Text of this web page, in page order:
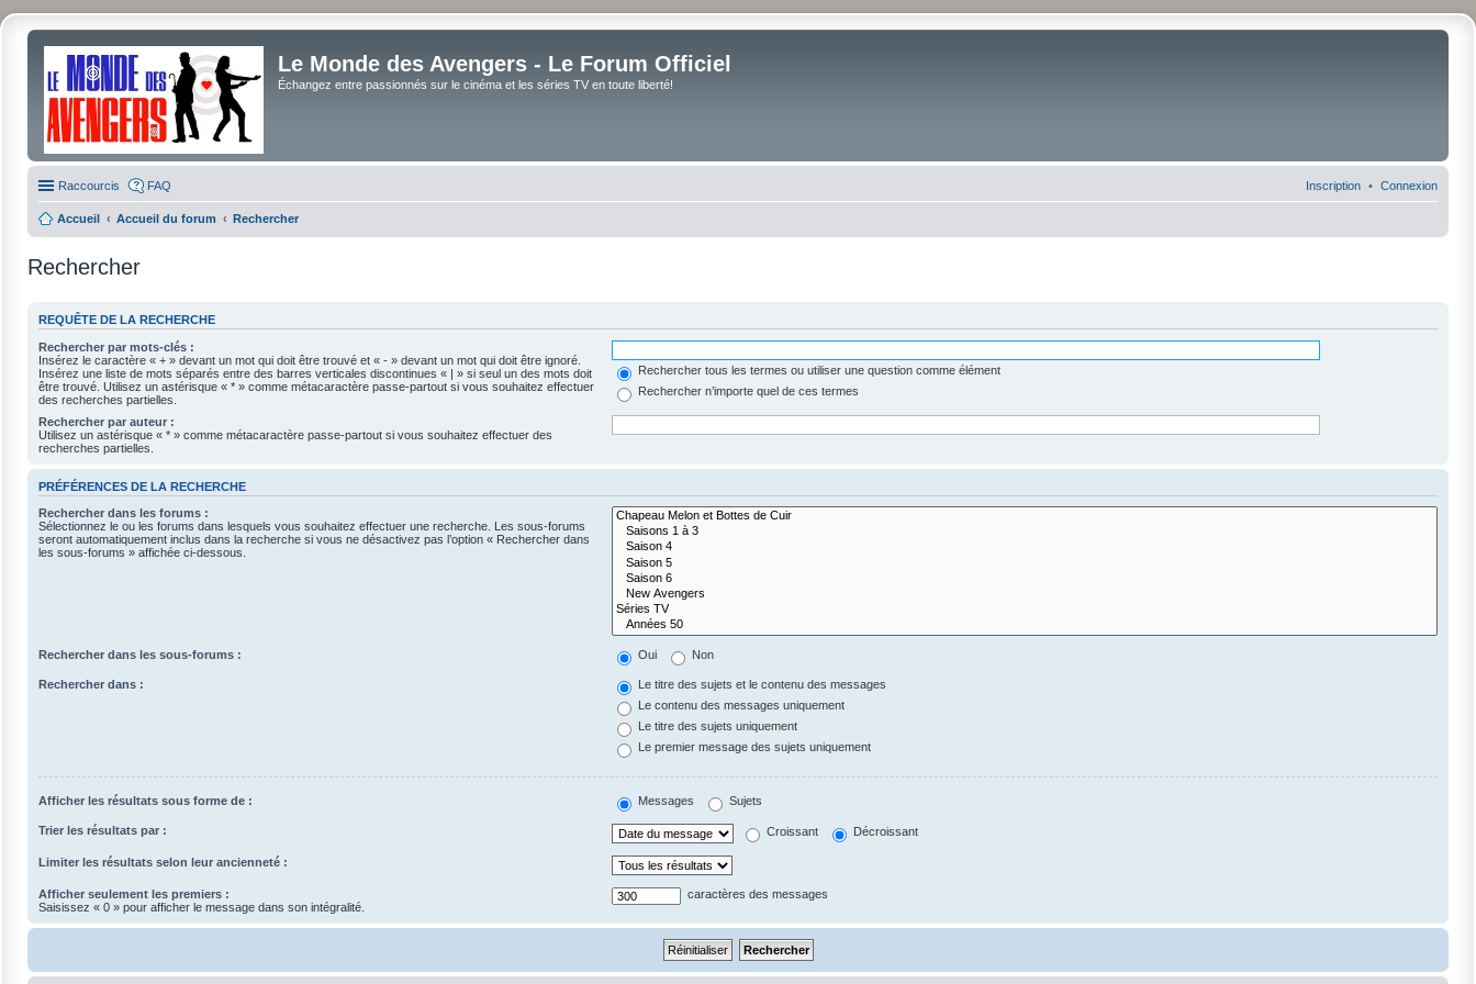
Le Monde des Avengers - Le Forum Officiel
Échangez entre passionnés sur le cinéma et les séries TV en toute liberté!
Raccourcis FAQ Connexion
Inscription
Accueil Accueil du forum Rechercher
Rechercher
REQUÊTE DE LA RECHERCHE
Rechercher par mots-clés :
Insérez le caractère « + » devant un mot qui doit être trouvé et « - » devant un mot qui doit être ignoré.
Insérez une liste de mots séparés entre des barres verticales discontinues « | » si seul un des mots doit
être trouvé. Utilisez un astérisque « * » comme métacaractère passe-partout si vous souhaitez effectuer
des recherches partielles.
Rechercher tous les termes ou utiliser une question comme élément
Rechercher n’importe quel de ces termes
Rechercher par auteur :
Utilisez un astérisque « * » comme métacaractère passe-partout si vous souhaitez effectuer des
recherches partielles.
PRÉFÉRENCES DE LA RECHERCHE
Rechercher dans les forums :
Sélectionnez le ou les forums dans lesquels vous souhaitez effectuer une recherche. Les sous-forums
seront automatiquement inclus dans la recherche si vous ne désactivez pas l’option « Rechercher dans
les sous-forums » affichée ci-dessous.
Rechercher dans les sous-forums : Oui Non
Rechercher dans :
Le titre des sujets et le contenu des messages
Le contenu des messages uniquement
Le titre des sujets uniquement
Le premier message des sujets uniquement
Afficher les résultats sous forme de : Messages Sujets
Trier les résultats par : Croissant Décroissant
Limiter les résultats selon leur ancienneté :
Afficher seulement les premiers :
Saisissez « 0 » pour afficher le message dans son intégralité.
caractères des messages